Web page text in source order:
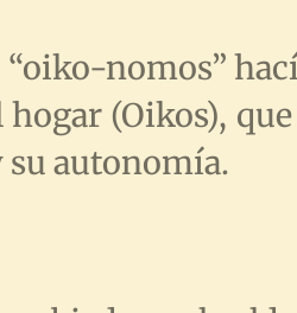
nomos”
(Oikos),
su autonomía.